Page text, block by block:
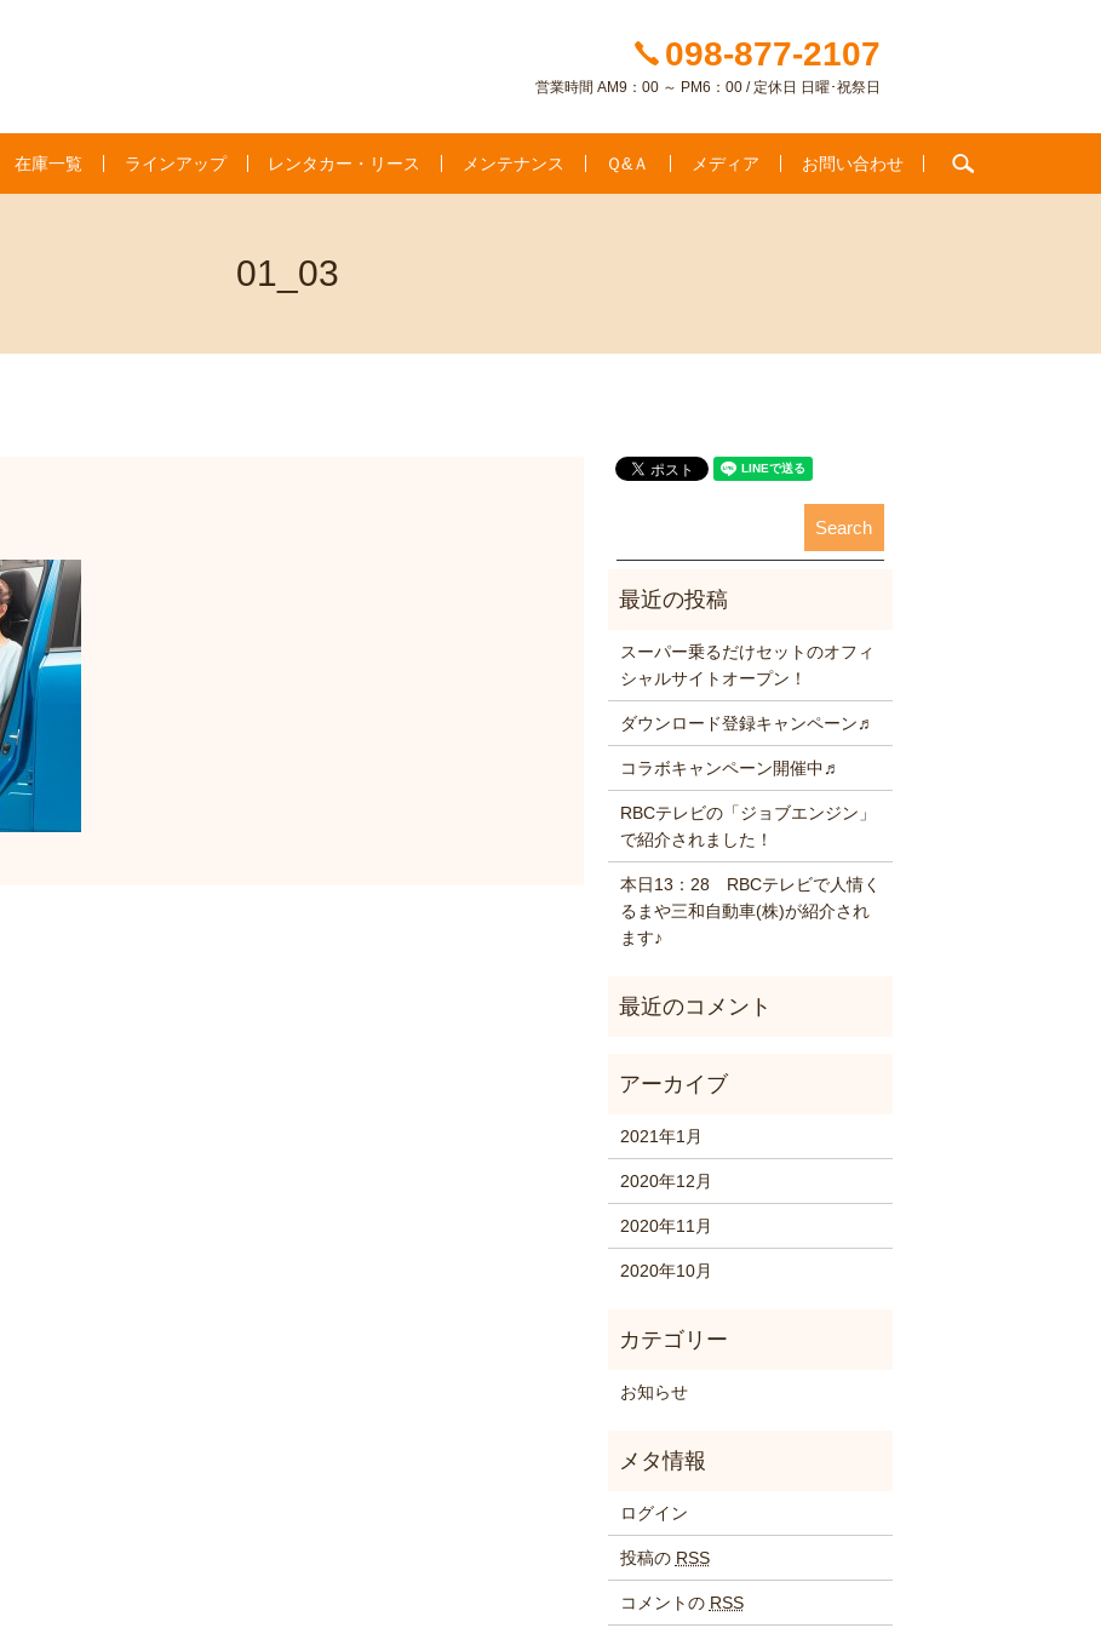
098-877-2107
営業時間 AM9：00 ～ PM6：00 / 定休日 日曜･祝祭日
在庫一覧 ラインアップ レンタカー・リース メンテナンス Ｑ&Ａ メディア お問い合わせ
01_03
スーパー乗るだけセットのオフィ
シャルサイトオープン！
ダウンロード登録キャンペーン♬
コラボキャンペーン開催中♬
RBCテレビの「ジョブエンジン」
で紹介されました！
本日13：28 RBCテレビで人情く
るまや三和自動車(株)が紹介され
ます♪
2021年1月
2020年12月
2020年11月
2020年10月
お知らせ
ログイン
投稿の RSS
コメントの RSS